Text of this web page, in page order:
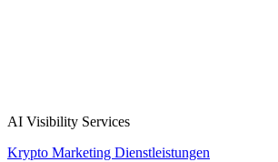
AI Visibility Services
Krypto Marketing Dienstleistungen